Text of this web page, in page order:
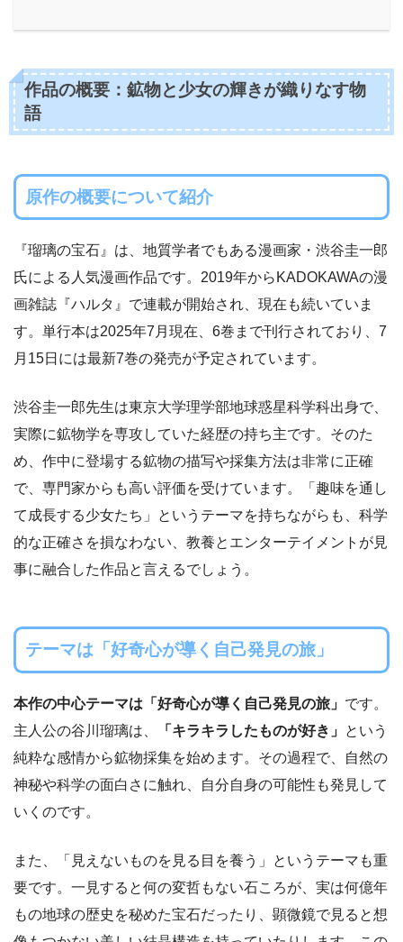
作品の概要：鉱物と少女の輝きが織りなす物
語
原作の概要について紹介
『瑠璃の宝石』は、地質学者でもある漫画家・渋谷圭一郎
氏による人気漫画作品です。2019年からKADOKAWAの漫
画雑誌『ハルタ』で連載が開始され、現在も続いていま
す。単行本は2025年7月現在、6巻まで刊行されており、7
月15日には最新7巻の発売が予定されています。
渋谷圭一郎先生は東京大学理学部地球惑星科学科出身で、
実際に鉱物学を専攻していた経歴の持ち主です。そのた
め、作中に登場する鉱物の描写や採集方法は非常に正確
で、専門家からも高い評価を受けています。「趣味を通し
て成長する少女たち」というテーマを持ちながらも、科学
的な正確さを損なわない、教養とエンターテイメントが見
事に融合した作品と言えるでしょう。
テーマは「好奇心が導く自己発見の旅」
本作の中心テーマは「好奇心が導く自己発見の旅」 です。
主人公の谷川瑠璃は、
「キラキラしたものが好き」 という
純粋な感情から鉱物採集を始めます。その過程で、自然の
神秘や科学の面白さに触れ、自分自身の可能性も発見して
いくのです。
また、「見えないものを見る目を養う」というテーマも重
要です。一見すると何の変哲もない石ころが、実は何億年
もの地球の歴史を秘めた宝石だったり、顕微鏡で見ると想